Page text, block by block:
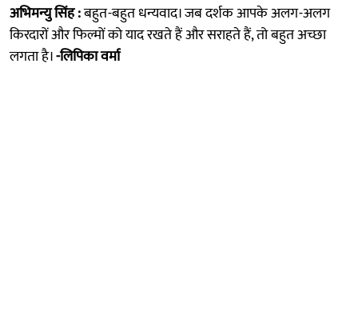
अभिमन्यु सिंह :बहुत-बहुत धन्यवाद। जब दर्शक आपके अलग-अलग
किरदारों और फिल्मों को याद रखते हैं और सराहते हैं, तो बहुत अच्छा
लगता है।-लिपिका वर्मा